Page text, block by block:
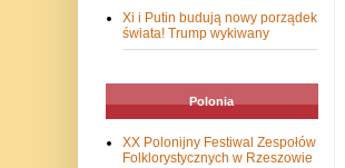
Xi i Putin budują nowy porządek
świata! Trump wykiwany
Polonia
XX Polonijny Festiwal Zespołów
Folklorystycznych w Rzeszowie